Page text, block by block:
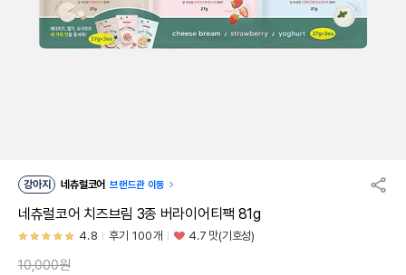
강아지 네츄럴코어 브랜드관 이동
네츄럴코어 치즈브림 3종 버라이어티팩 81g
4.8 후기 100개 4.7 맛(기호성)
10,000원